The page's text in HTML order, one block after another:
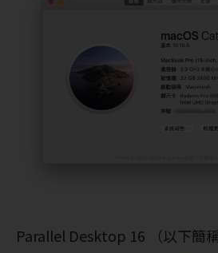
Parallel Desktop 16 （以下簡